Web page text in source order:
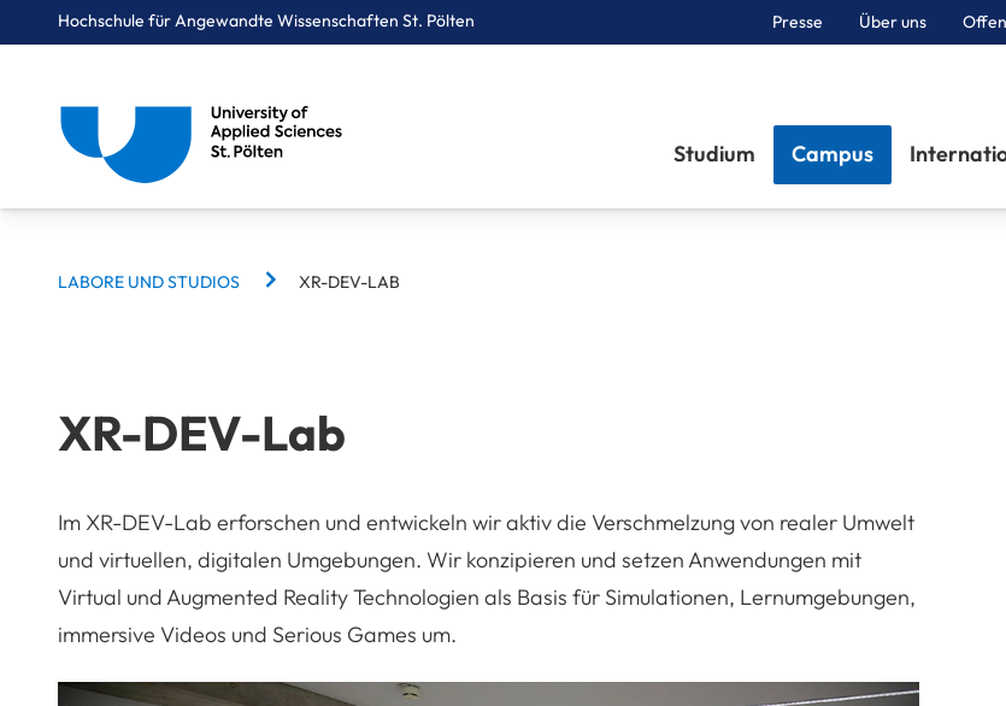
Hochschule für Angewandte Wissenschaften St. Pölten Presse Über uns
Studium Campus
You are here:BREADCRUMBS
LABORE UND STUDIOS XR-DEV-LAB
XR-DEV-Lab
Im XR-DEV-Lab erforschen und entwickeln wir aktiv die Verschmelzung von realer Umwelt
und virtuellen, digitalen Umgebungen. Wir konzipieren und setzen Anwendungen mit
Virtual und Augmented Reality Technologien als Basis für Simulationen, Lernumgebungen,
immersive Videos und Serious Games um.